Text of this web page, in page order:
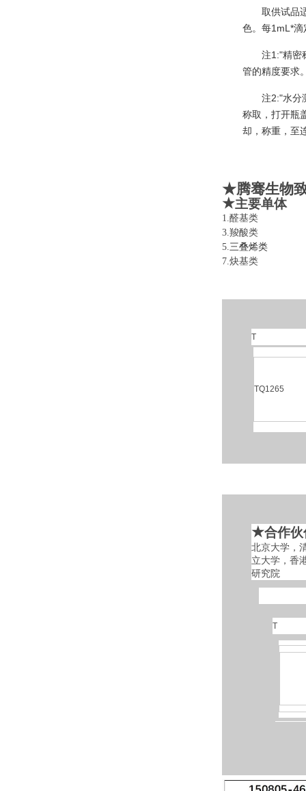
取供试品
色。每1mL*
注1:"精密
管的精度要求
注2:"水分
称取，打开瓶
却，称重，至
★腾骞生物
★主要单体
1.醛基
3.羧酸
5.三叠烯类
7.炔基类
T
TQ1265
★合作伙
北京大学，
立大学，香
研究院
T